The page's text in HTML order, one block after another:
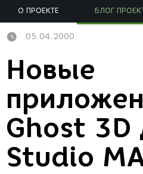
О ПРОЕКТЕ БЛОГ
05.04.2000
Новые
Ghost 3D
Studio